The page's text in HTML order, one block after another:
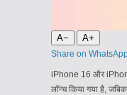
A− A+
Share on
iPhone 16 और
लॉन्च किया गया है,